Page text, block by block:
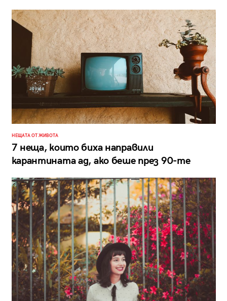
НЕЩАТА ОТ ЖИВОТА
7 неща, които биха направили
карантината ад, ако беше през 90-те